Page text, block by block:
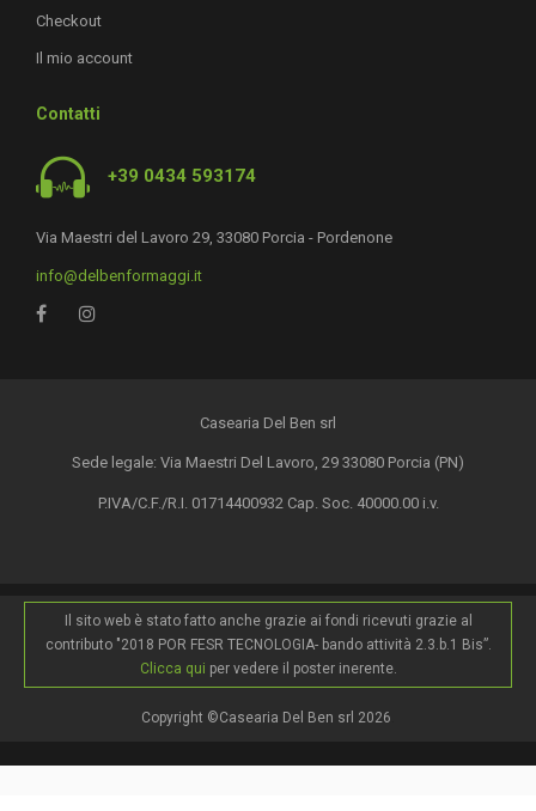
Checkout
Il mio account
Contatti
+39 0434 593174
Via Maestri del Lavoro 29, 33080 Porcia - Pordenone
info@delbenformaggi.it
Casearia Del Ben srl
Sede legale: Via Maestri Del Lavoro, 29 33080 Porcia (PN)
P.IVA/C.F./R.I. 01714400932 Cap. Soc. 40000.00 i.v.
Il sito web è stato fatto anche grazie ai fondi ricevuti grazie al
contributo "2018 POR FESR TECNOLOGIA- bando attività 2.3.b.1 Bis”.
Clicca qui per vedere il poster inerente.
Copyright ©Casearia Del Ben srl 2026